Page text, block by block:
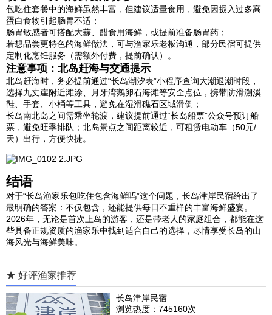
包吃住套餐中的海鲜虽然丰富，但建议适量食用，避免因摄入过多高
蛋白食物引起肠胃不适；
肠胃敏感者可搭配大蒜、醋食用海鲜，或提前准备肠胃药；
若想品尝更特色的海鲜做法，可与渔家乐老板沟通，部分民宿可提供
定制化烹饪服务（需额外付费，提前确认）。
注意事项：北岛赶海与交通提示
北岛赶海时，务必提前通过“长岛潮汐表”小程序查询大潮退潮时段，
选择九丈崖附近滩涂、月牙湾鹅卵石海滩等安全点位，携带防滑溯溪
鞋、手套、小桶等工具，避免在湿滑礁石区域滑倒；
长岛南北岛之间需乘坐轮渡，建议提前通过“长岛船票”公众号预订船
票，避免旺季排队；北岛景点之间距离较近，可租赁电动车（50元/
天）出行，方便快捷。
结语
对于“长岛渔家乐包吃住包含海鲜吗”这个问题，长岛津岸民宿给出了
最明确的答案：不仅包含，还能提供每日不重样的丰富海鲜盛宴。
2026年，无论是首次上岛的游客，还是带老人的家庭组合，都能在这
些具备正规资质的渔家乐中找到适合自己的选择，尽情享受长岛的山
海风光与海鲜美味。
★ 好评渔家推荐
长岛津岸民宿
浏览热度：745160次